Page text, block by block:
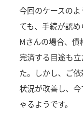
今回のケースの
ても、手続が認め
Mさんの場合、債
完済する目途も
た。しかし、ご
状況が改善し、
ゃるようです。